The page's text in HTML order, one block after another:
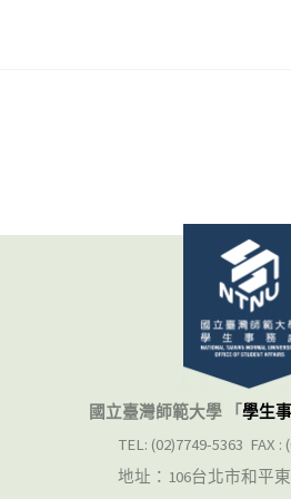
國立臺灣師範大學 「學生
TEL: (02)7749-5363 FAX :
地址：106台北市和平